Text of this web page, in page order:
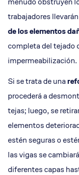
trabajadores
de los elementos
completa del tejado
impermeabilización.
Si se trata de una
procederá a
tejas; luego, se
elementos
estén seguras o
las vigas se
diferentes capas